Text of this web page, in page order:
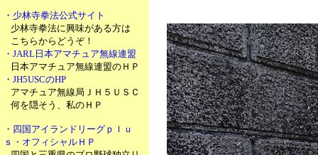
・少林寺拳法公式サイト
少林寺拳法に興味がある方は
こちらからどうぞ！
・JARL日本アマチュア無線連盟
日本アマチュア無線連盟のＨＰ
・JH5USCのHP
アマチュア無線局ＪＨ５ＵＳＣ
何を隠そう、私のＨＰ
・四国アイランドリーグｐｌｕ
ｓ・オフィシャルＨＰ